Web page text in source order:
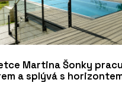
Martina Šonky
a splývá s